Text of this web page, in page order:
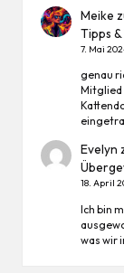
Meike
Tipps
7. Mai
genau
Mitglied
Evelyn
18. April
Ich bin
was wir